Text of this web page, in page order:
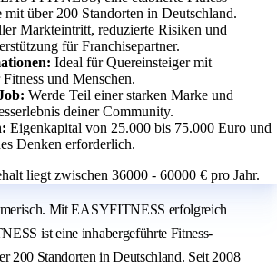
mit über 200 Standorten in Deutschland.
Markteintritt, reduzierte Risiken und
für Franchisepartner.
Ideal für Quereinsteiger mit
und Menschen.
Werde Teil einer starken Marke und
deiner Community.
Eigenkapital von 25.000 bis 75.000 Euro und
Denken erforderlich.
liegt zwischen 36000 - 60000 € pro Jahr.
Mit EASYFITNESS erfolgreich
ist eine inhabergeführte Fitness-
200 Standorten in Deutschland. Seit 2008